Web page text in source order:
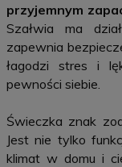
przyjemnym
Szałwia ma
zapewnia
łagodzi stres i
pewności siebie.
Świeczka znak
Jest nie tylko
klimat w domu i